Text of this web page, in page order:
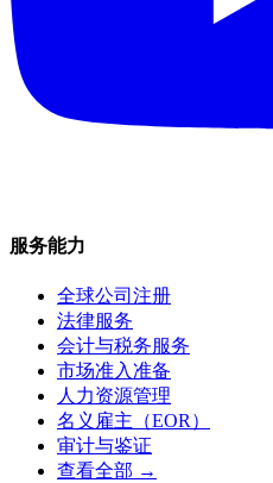
服务能力
全球公司注册
法律服务
会计与税务服务
市场准入准备
人力资源管理
名义雇主（EOR）
审计与鉴证
查看全部 →